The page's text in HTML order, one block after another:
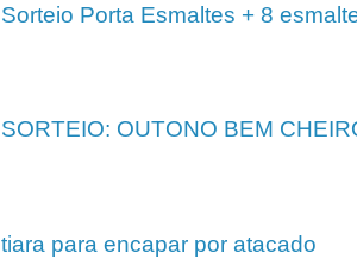
Sorteio Porta Esmaltes + 8
SORTEIO: OUTONO BEM
tiara para encapar por atacado